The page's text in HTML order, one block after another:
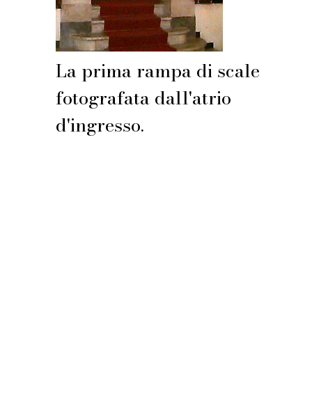
La prima rampa di scale
fotografata dall'atrio
d'ingresso.